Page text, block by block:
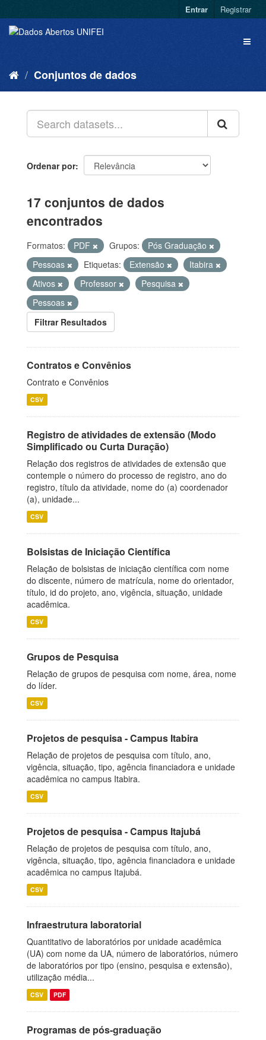
Entrar Registrar
Conjuntos de dados
Ordenar por
17 conjuntos de dados
encontrados
Formatos: PDF Grupos:
Pós Graduação
Pessoas
Etiquetas: Extensão
Itabira
Ativos
Professor
Pesquisa
Pessoas
Filtrar Resultados
Contratos e Convênios
Contrato e Convênios
CSV
Registro de atividades de extensão (Modo
Simplificado ou Curta Duração)
Relação dos registros de atividades de extensão que
contemple o número do processo de registro, ano do
registro, título da atividade, nome do (a) coordenador
(a), unidade...
CSV
Bolsistas de Iniciação Científica
Relação de bolsistas de iniciação científica com nome
do discente, número de matrícula, nome do orientador,
título, id do projeto, ano, vigência, situação, unidade
acadêmica.
CSV
Grupos de Pesquisa
Relação de grupos de pesquisa com nome, área, nome
do líder.
CSV
Projetos de pesquisa - Campus Itabira
Relação de projetos de pesquisa com título, ano,
vigência, situação, tipo, agência financiadora e unidade
acadêmica no campus Itabira.
CSV
Projetos de pesquisa - Campus Itajubá
Relação de projetos de pesquisa com título, ano,
vigência, situação, tipo, agência financiadora e unidade
acadêmica no campus Itajubá.
CSV
Infraestrutura laboratorial
Quantitativo de laboratórios por unidade acadêmica
(UA) com nome da UA, número de laboratórios, número
de laboratórios por tipo (ensino, pesquisa e extensão),
utilização média...
CSV PDF
Programas de pós-graduação